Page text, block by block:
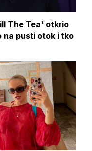
The Tea' otkrio
na pusti otok i tko